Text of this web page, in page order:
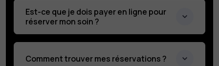
Est-ce que je dois payer en ligne pour
réserver mon soin ?
Comment trouver mes réservations ?